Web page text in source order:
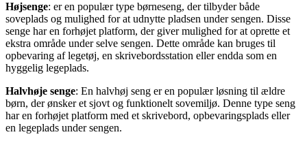
Højsenge: er en populær type børneseng, der tilbyder både
soveplads og mulighed for at udnytte pladsen under sengen. Disse
senge har en forhøjet platform, der giver mulighed for at oprette et
ekstra område under selve sengen. Dette område kan bruges til
opbevaring af legetøj, en skrivebordsstation eller endda som en
hyggelig legeplads.
Halvhøje senge: En halvhøj seng er en populær løsning til ældre
børn, der ønsker et sjovt og funktionelt sovemiljø. Denne type seng
har en forhøjet platform med et skrivebord, opbevaringsplads eller
en legeplads under sengen.